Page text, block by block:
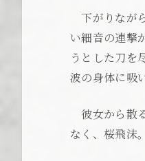
下がりなが
い細音の連撃
うとした刀を
波の身体に吸
彼女から散
なく、桜飛沫。